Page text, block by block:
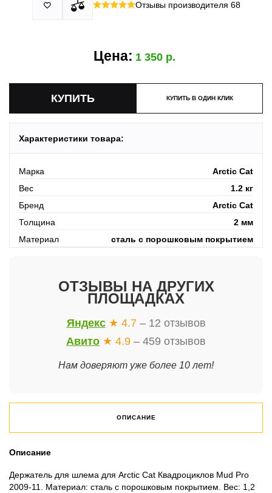
По России: оплата производится до момента отгрузки в ТК.
 Отзывы производителя 68
Цена: 1 350
КУПИТЬ В ОДИН КЛИК
Характеристики товара:
Марка
Arctic Cat
Вес
1.2 кг
Бренд
Arctic Cat
Толщина
2 мм
Материал
сталь с порошковым покрытием
ОТЗЫВЫ НА ДРУГИХ
ПЛОЩАДКАХ
Яндекс ★ 4.7 – 12 отзывов
Авито ★ 4.9 – 459 отзывов
Нам доверяют уже более 10 лет!
ОПИСАНИЕ
Описание
Держатель для шлема для Arctic Cat Квадроциклов Mud Pro
2009-11. Материал: сталь с порошковым покрытием. Вес: 1,2